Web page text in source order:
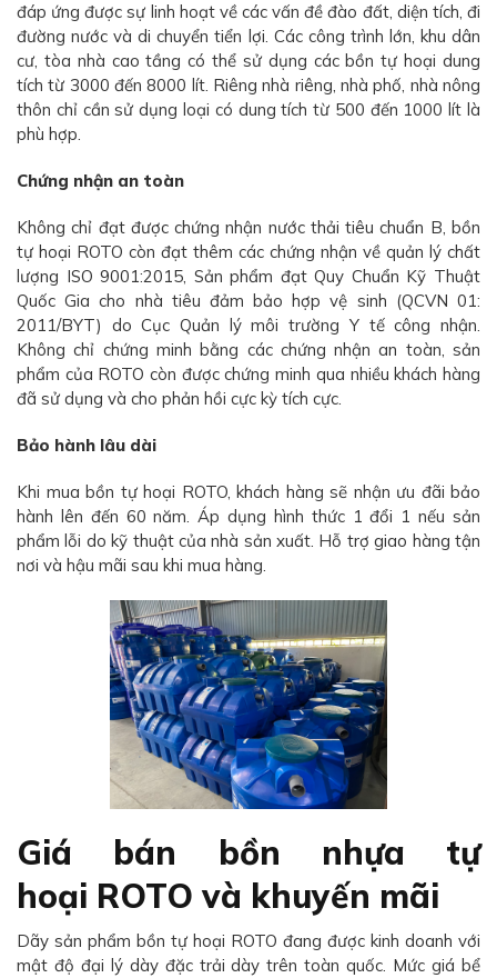
đáp ứng được sự linh hoạt về các vấn đề đào đất, diện tích, đi
đường nước và di chuyển tiển lợi. Các công trình lớn, khu dân
cư, tòa nhà cao tầng có thể sử dụng các bồn tự hoại dung
tích từ 3000 đến 8000 lít. Riêng nhà riêng, nhà phố, nhà nông
thôn chỉ cần sử dụng loại có dung tích từ 500 đến 1000 lít là
phù hợp.
Chứng nhận an toàn
Không chỉ đạt được chứng nhận nước thải tiêu chuẩn B, bồn
tự hoại ROTO còn đạt thêm các chứng nhận về quản lý chất
lượng ISO 9001:2015, Sản phẩm đạt Quy Chuẩn Kỹ Thuật
Quốc Gia cho nhà tiêu đảm bảo hợp vệ sinh (QCVN 01:
2011/BYT) do Cục Quản lý môi trường Y tế công nhận.
Không chỉ chứng minh bằng các chứng nhận an toàn, sản
phẩm của ROTO còn được chứng minh qua nhiều khách hàng
đã sử dụng và cho phản hồi cực kỳ tích cực.
Bảo hành lâu dài
Khi mua bồn tự hoại ROTO, khách hàng sẽ nhận ưu đãi bảo
hành lên đến 60 năm. Áp dụng hình thức 1 đổi 1 nếu sản
phẩm lỗi do kỹ thuật của nhà sản xuất. Hỗ trợ giao hàng tận
nơi và hậu mãi sau khi mua hàng.
Giá bán bồn nhựa tự
hoại ROTO và khuyến mãi
Dãy sản phẩm bồn tự hoại ROTO đang được kinh doanh với
mật độ đại lý dày đặc trải dày trên toàn quốc. Mức giá bể